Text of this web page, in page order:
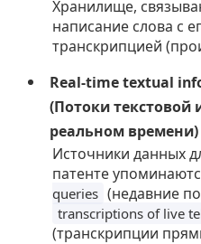
Хранилище,
написание слова с
транскрипцией
Real-time textual
(Потоки
реальном времени)
Источники данных
патенте
queries (недавние
transcriptions of live
(транскрипции